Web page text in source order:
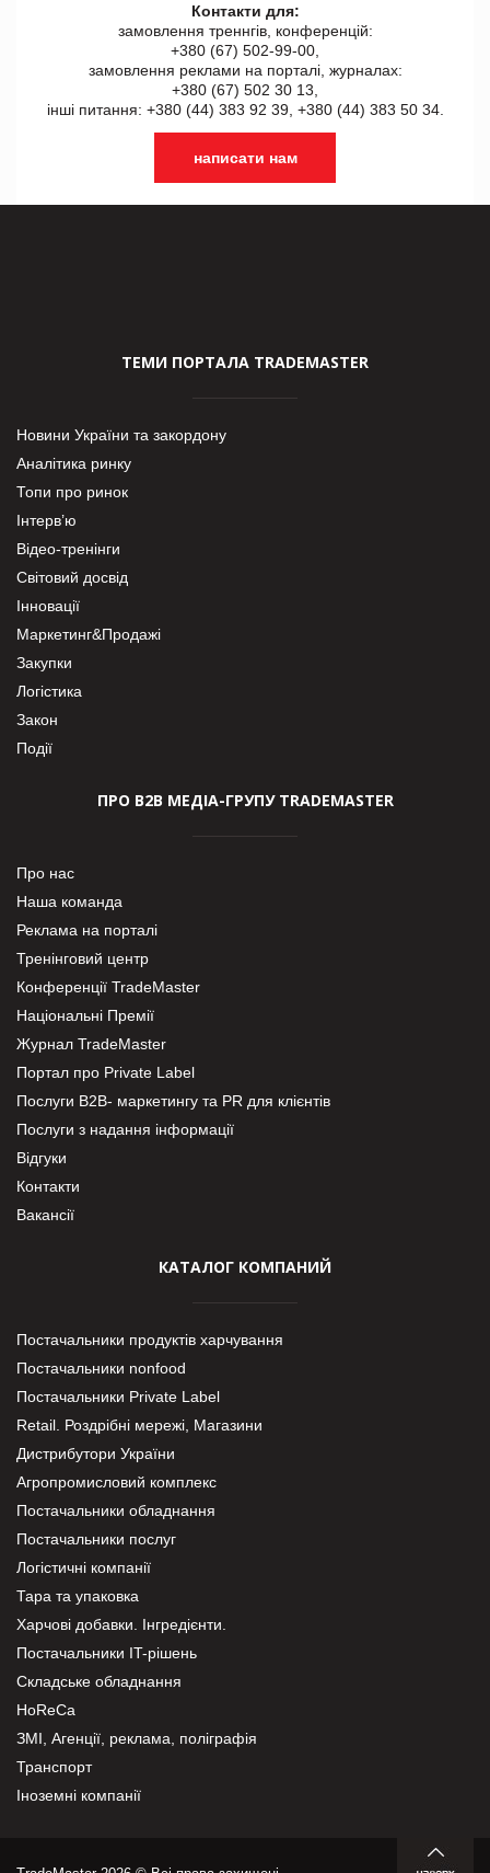
Контакти для:
замовлення треннгів, конференцій:
+380 (67) 502-99-00,
замовлення реклами на порталі, журналах:
+380 (67) 502 30 13,
інші питання: +380 (44) 383 92 39, +380 (44) 383 50 34.
написати нам
ТЕМИ ПОРТАЛА TRADEMASTER
Новини України та закордону
Аналітика ринку
Топи про ринок
Інтерв’ю
Відео-тренінги
Світовий досвід
Інновації
Маркетинг&Продажі
Закупки
Логістика
Закон
Події
ПРО В2В МЕДІА-ГРУПУ TRADEMASTER
Про нас
Наша команда
Реклама на порталі
Тренінговий центр
Конференції TradeMaster
Національні Премії
Журнал TradeMaster
Портал про Private Label
Послуги В2В- маркетингу та PR для клієнтів
Послуги з надання інформації
Відгуки
Контакти
Вакансії
КАТАЛОГ КОМПАНИЙ
Постачальники продуктів харчування
Постачальники nonfood
Постачальники Private Label
Retail. Роздрібні мережі, Магазини
Дистрибутори України
Агропромисловий комплекс
Постачальники обладнання
Постачальники послуг
Логістичні компанії
Тара та упаковка
Харчові добавки. Інгредієнти.
Постачальники IT-рішень
Складське обладнання
HoReCa
ЗМІ, Агенції, реклама, поліграфія
Транспорт
Іноземні компанії